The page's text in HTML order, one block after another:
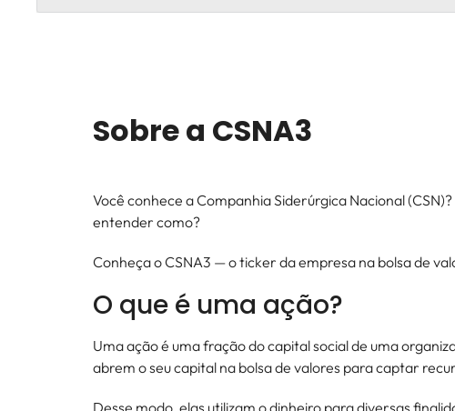
Sobre a CSNA3
Você conhece a Companhia Siderúrgica Nacional
entender como?
Conheça o CSNA3 — o ticker da empresa na bolsa de
O que é uma ação?
Uma ação é uma fração do capital social de uma
abrem o seu capital na bolsa de valores para captar
Desse modo, elas utilizam o dinheiro para diversas